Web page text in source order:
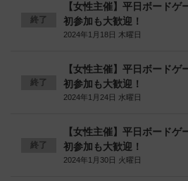
終了
【女性主催】平日ボードゲ
初参加も大歓迎！
2024年1月18日 木曜日
終了
【女性主催】平日ボードゲ
初参加も大歓迎！
2024年1月24日 水曜日
終了
【女性主催】平日ボードゲ
初参加も大歓迎！
2024年1月30日 火曜日